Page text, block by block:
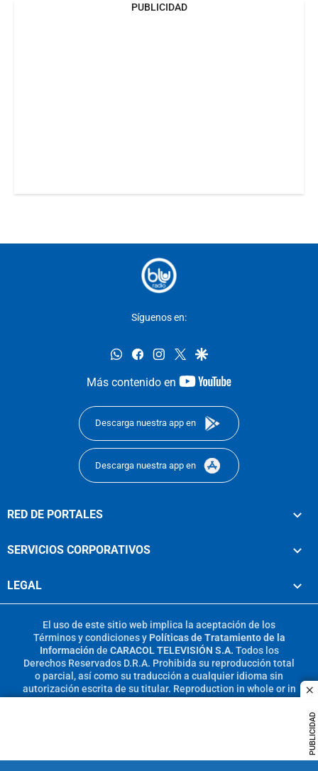
PUBLICIDAD
PUBLICIDAD
Síguenos en:
whatsappfacebookinstagram
twittergoogle
Más contenido en
youtube-
Descarga nuestra app en
Descarga nuestra app en
RED DE PORTALES
SERVICIOS CORPORATIVOS
LEGAL
El uso de este sitio web implica la aceptación de los
Términos y condicionesy Políticas de Tratamiento de la
Información de CARACOL TELEVISIÓN S.A. Todos los
Derechos Reservados D.R.A. Prohibida su reproducción total
o parcial, así como su traducción a cualquier idioma sin
autorización escrita de su titular. Reproduction in whole or in